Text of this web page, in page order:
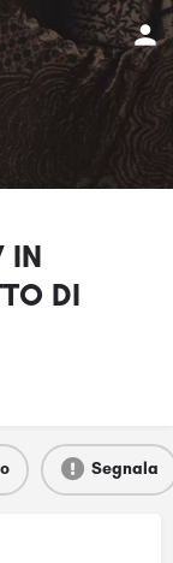
IN
DI
Segnala